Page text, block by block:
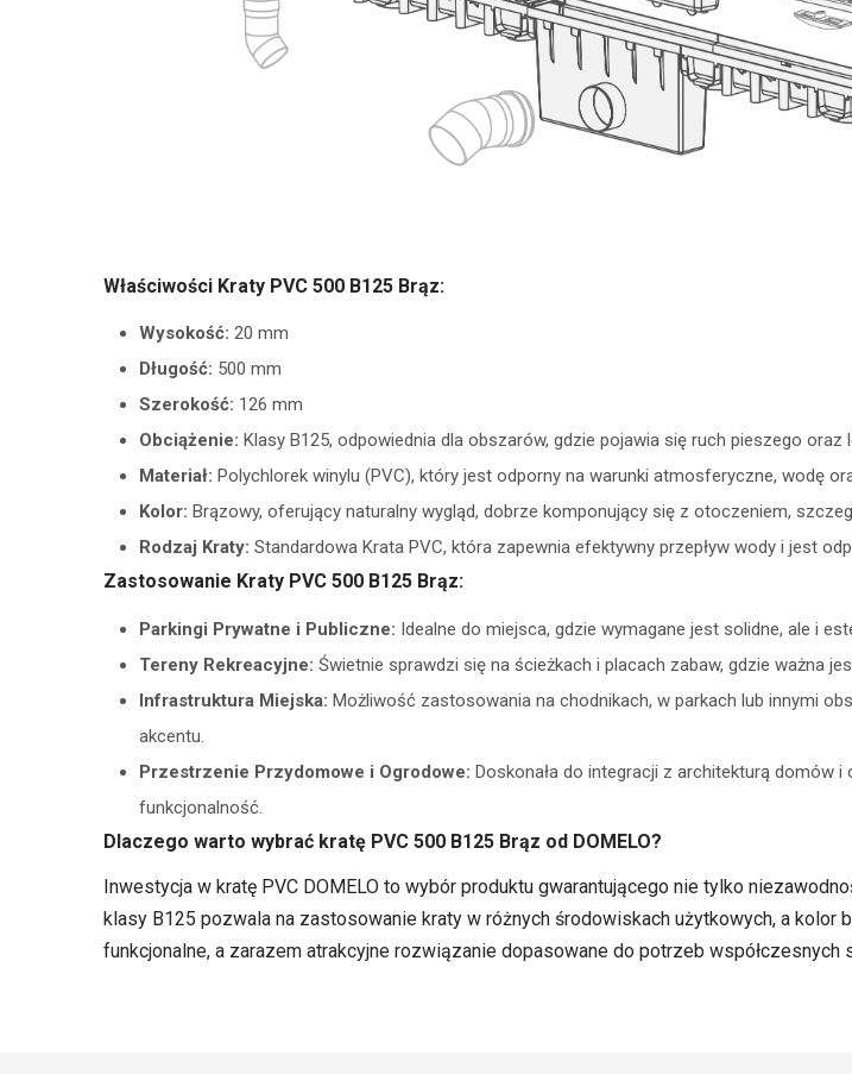
Właściwości Kraty PVC 500 B125 Brąz:
Wysokość: 20 mm
Długość: 500 mm
Szerokość: 126 mm
Obciążenie: Klasy B125, odpowiednia dla obszarów, gdzie pojawia się ruch pieszego oraz
Materiał: Polychlorek winylu (PVC), który jest odporny na warunki atmosferyczne, wodę
Kolor: Brązowy, oferujący naturalny wygląd, dobrze komponujący się z otoczeniem,
Rodzaj Kraty: Standardowa Krata PVC, która zapewnia efektywny przepływ wody i jest
Zastosowanie Kraty PVC 500 B125 Brąz:
Parkingi Prywatne i Publiczne: Idealne do miejsca, gdzie wymagane jest solidne, ale i
Tereny Rekreacyjne: Świetnie sprawdzi się na ścieżkach i placach zabaw, gdzie ważna
Infrastruktura Miejska: Możliwość zastosowania na chodnikach, w parkach lub innymi
akcentu.
Przestrzenie Przydomowe i Ogrodowe: Doskonała do integracji z architekturą domów
funkcjonalność.
Dlaczego warto wybrać kratę PVC 500 B125 Brąz od DOMELO?
Inwestycja w kratę PVC DOMELO to wybór produktu gwarantującego nie tylko
klasy B125 pozwala na zastosowanie kraty w różnych środowiskach użytkowych, a
funkcjonalne, a zarazem atrakcyjne rozwiązanie dopasowane do potrzeb